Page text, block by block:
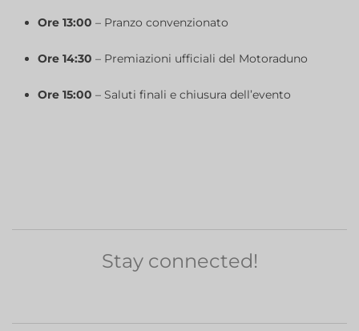
Ore 13:00 – Pranzo convenzionato
Ore 14:30 – Premiazioni ufficiali del Motoraduno
Ore 15:00 – Saluti finali e chiusura dell’evento
Stay connected!